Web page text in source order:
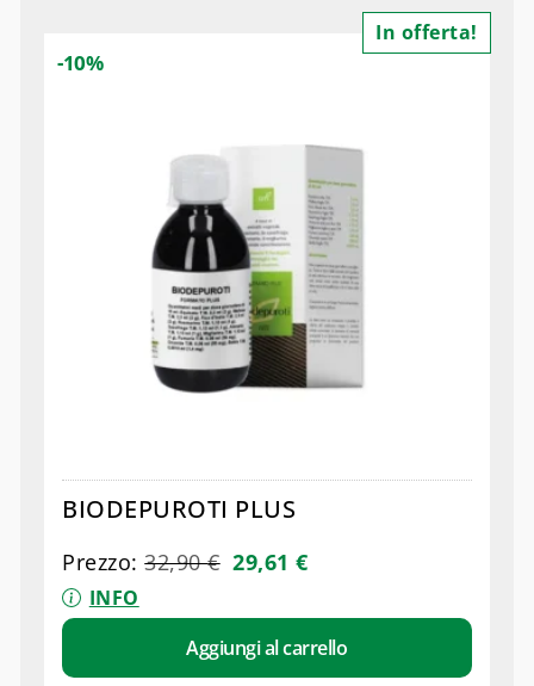
BIODEPUROTI PLUS
Prezzo:32,90€ 29,61€
INFO
Aggiungi al carrello
In offerta!
-10%